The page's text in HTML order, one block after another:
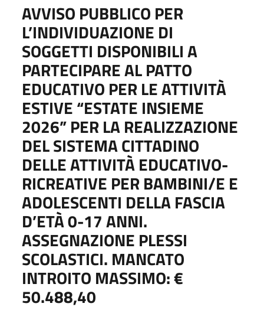
AVVISO PUBBLICO PER
L’INDIVIDUAZIONE DI
SOGGETTI DISPONIBILI A
PARTECIPARE AL PATTO
EDUCATIVO PER LE ATTIVITÀ
ESTIVE “ESTATE INSIEME
2026” PER LA REALIZZAZIONE
DEL SISTEMA CITTADINO
DELLE ATTIVITÀ EDUCATIVO-
RICREATIVE PER BAMBINI/E E
ADOLESCENTI DELLA FASCIA
D’ETÀ 0-17 ANNI.
ASSEGNAZIONE PLESSI
SCOLASTICI. MANCATO
INTROITO MASSIMO: €
50.488,40